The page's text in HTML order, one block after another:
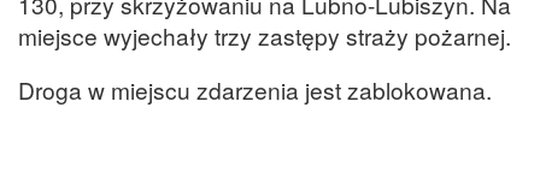
miejsce wyjechały trzy zastępy straży pożarnej.
Droga w miejscu zdarzenia jest zablokowana.